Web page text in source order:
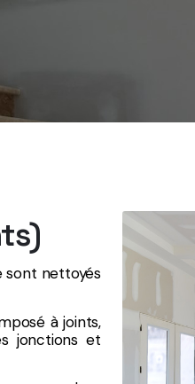
sont nettoyés
à joints,
jonctions et